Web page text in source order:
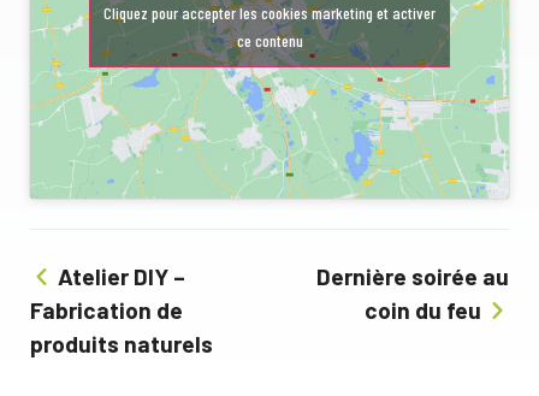
Cliquez pour accepter les cookies marketing et activer
ce contenu
Atelier DIY –
Fabrication de
produits naturels
Dernière soirée au
coin du feu